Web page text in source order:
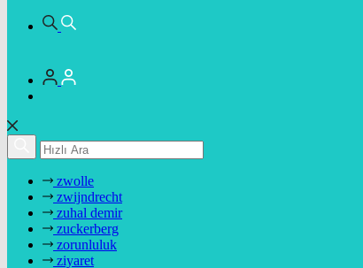
zwolle
zwijndrecht
zuhal demir
zuckerberg
zorunluluk
ziyaret